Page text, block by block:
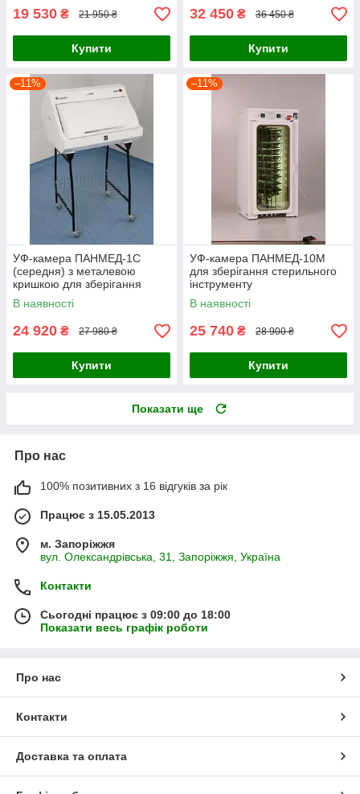
19 530 ₴ 21 950 ₴
Купити
32 450 ₴ 36 450 ₴
Купити
–11%
УФ-камера ПАНМЕД-1С
(середня) з металевою
кришкою для зберігання
стерильного інструменту
В наявності
24 920 ₴ 27 980 ₴
Купити
–11%
УФ-камера ПАНМЕД-10М
для зберігання стерильного
інструменту
В наявності
25 740 ₴ 28 900 ₴
Купити
Показати ще
Про нас
100% позитивних з 16 відгуків за рік
Працює з 15.05.2013
м. Запоріжжя
вул. Олександрівська, 31, Запоріжжя, Україна
Контакти
Сьогодні працює з 09:00 до 18:00
Показати весь графік роботи
Про нас
Контакти
Доставка та оплата